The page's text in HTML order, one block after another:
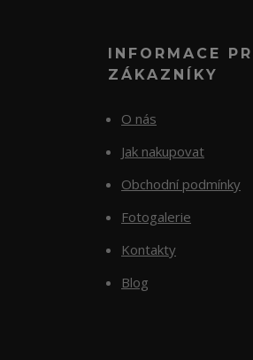
INFORMACE
ZÁKAZNÍKY
O nás
Jak nakupovat
Obchodní podmínky
Fotogalerie
Kontakty
Blog